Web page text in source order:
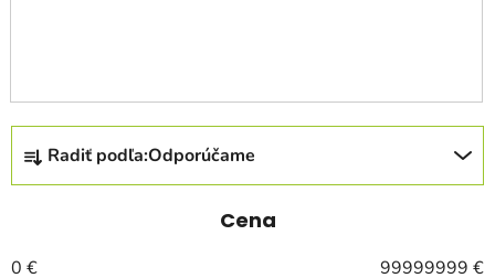
R
a
d
n
Radiť podľa:Odporúčame
Cena
0 € 99999999 €